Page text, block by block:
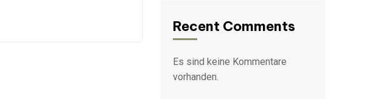
Recent Comments
Es sind keine Kommentare
vorhanden.